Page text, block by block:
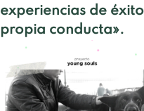
experiencias de
propia conducta».